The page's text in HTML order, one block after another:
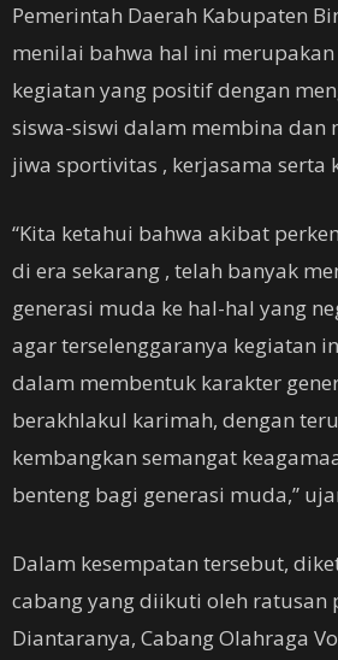
Pemerintah Daerah Kabupaten
menilai bahwa hal ini
kegiatan yang positif dengan
siswa-siswi dalam membina dan
jiwa sportivitas , kerjasama serta
“Kita ketahui bahwa akibat
di era sekarang , telah banyak
generasi muda ke hal-hal yang
agar terselenggaranya kegiatan
dalam membentuk karakter
berakhlakul karimah, dengan
kembangkan semangat
benteng bagi generasi muda,”
Dalam kesempatan tersebut,
cabang yang diikuti oleh ratusan
Diantaranya, Cabang Olahraga